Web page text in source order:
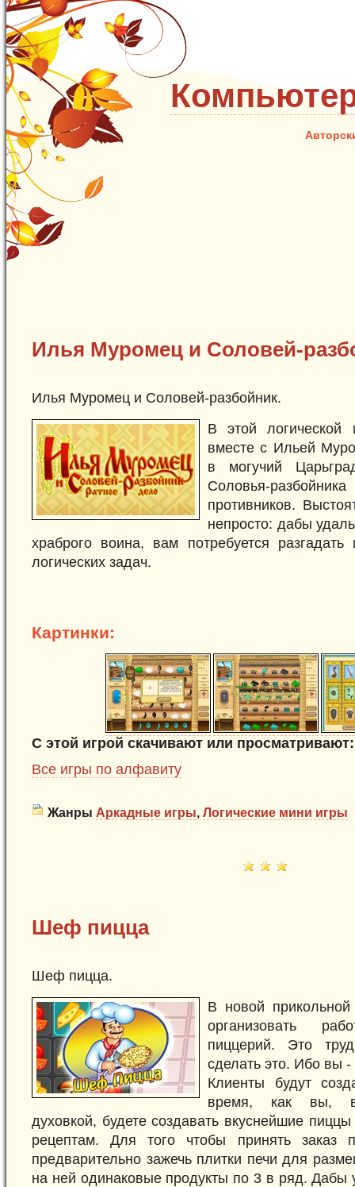
Илья Муромец и Соловей-
Илья Муромец и Соловей-разбойник.
В этой логической
вместе с Ильей
в могучий
Соловья-
противников.
непросто: дабы
храброго воина, вам потребуется разгадать
логических задач.
Картинки:
С этой игрой скачивают или просматривают:
Все игры по алфавиту
Жанры Аркадные игры, Логические мини игры
Шеф пицца
Шеф пицца.
В новой
организовать
пиццерий. Это
сделать это. Ибо вы
Клиенты будут
время, как вы,
духовкой, будете создавать вкуснейшие
рецептам. Для того чтобы принять заказ
предварительно зажечь плитки печи для
на ней одинаковые продукты по 3 в ряд. Дабы